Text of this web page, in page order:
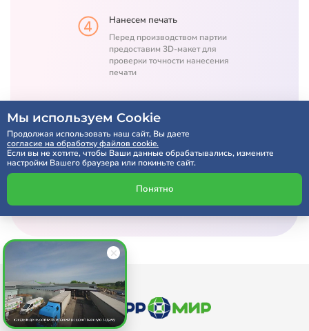
Нанесем печать
Перед производством партии
предоставим 3D-макет для
проверки точности нанесения
печати
Расчет по SMS через 5 минут
Получить консультацию
Мы используем Cookie
Продолжая использовать наш сайт, Вы даете
согласие на обработку файлов cookie.
Если вы не хотите, чтобы Ваши данные обрабатывались, измените
настройки Вашего браузера или покиньте сайт.
Понятно